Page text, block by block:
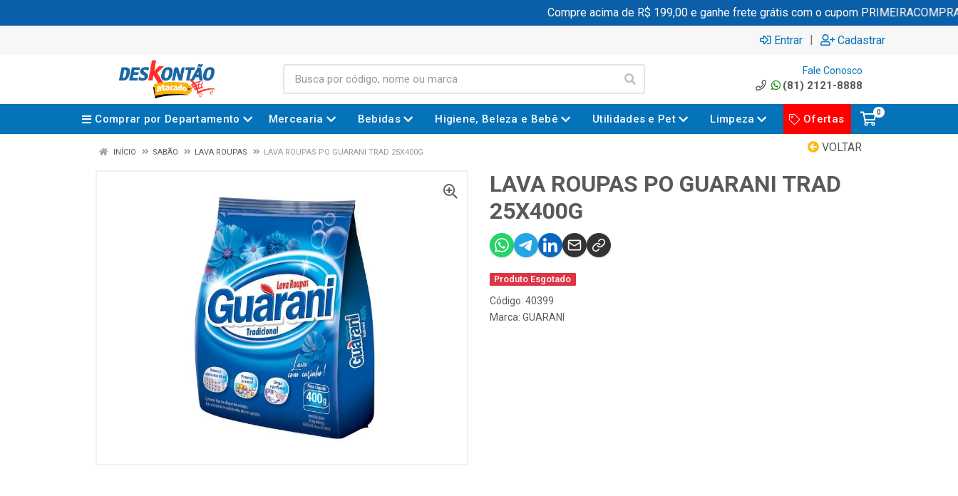
Compre acima de R$ 199,00 e ganhe frete grátis com o cupom PRIMEIRACOMPRA
Entrar | Cadastrar
Fale Conosco
(81) 2121-8888
Comprar por Departamento Mercearia Bebidas Higiene, Beleza e Bebê Utilidades e Pet Limpeza Ofertas
0
VOLTAR
INÍCIO SABÃO LAVA ROUPAS LAVA ROUPAS PO GUARANI TRAD 25X400G
LAVA ROUPAS PO GUARANI TRAD
25X400G
Produto Esgotado
Código: 40399
Marca: GUARANI